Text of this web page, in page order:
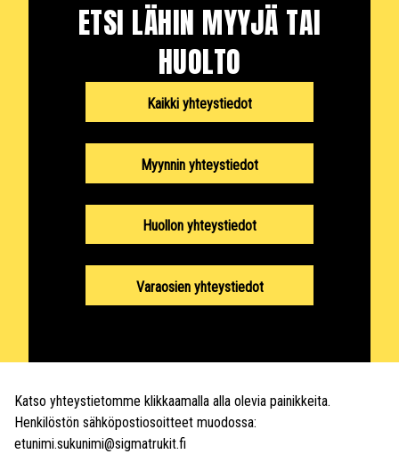
ETSI LÄHIN MYYJÄ TAI
HUOLTO
Kaikki yhteystiedot
Myynnin yhteystiedot
Huollon yhteystiedot
Varaosien yhteystiedot
Katso yhteystietomme klikkaamalla alla olevia painikkeita.
Henkilöstön sähköpostiosoitteet muodossa:
etunimi.sukunimi@sigmatrukit.fi